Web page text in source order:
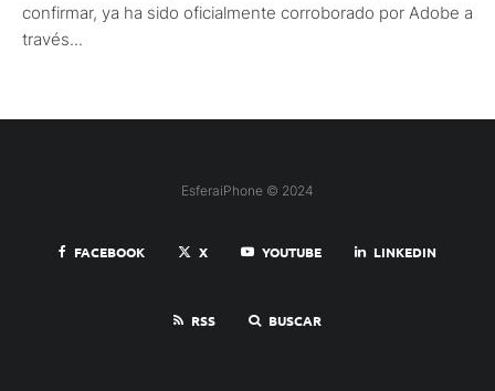
confirmar, ya ha sido oficialmente corroborado por Adobe a
través...
EsferaiPhone © 2024
FACEBOOK X YOUTUBE LINKEDIN
RSS BUSCAR